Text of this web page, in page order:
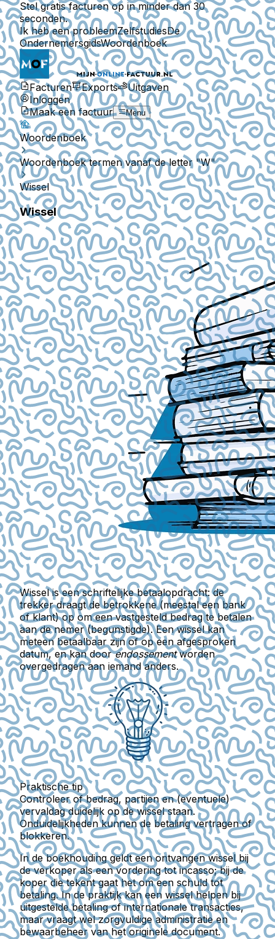
Stel gratis facturen op in minder dan 30
seconden.
Ik heb een probleemZelfstudiesDe
OndernemersgidsWoordenboek
Facturen Exports
Uitgaven
Inloggen
Maak een factuur
Menu
Woordenboek
Woordenboek termen vanaf de letter "W"
Wissel
Wissel
Wisselis een schriftelijke betaalopdracht: de
trekker draagt de betrokkene (meestal een bank
of klant) op om een vastgesteld bedrag te betalen
aan de nemer (begunstigde). Een wissel kan
meteen betaalbaar zijn of op een afgesproken
datum, en kan doorendossementworden
overgedragen aan iemand anders.
Praktische tip
Controleer of bedrag, partijen en (eventuele)
vervaldag duidelijk op de wissel staan.
Onduidelijkheden kunnen de betaling vertragen of
blokkeren.
In de boekhouding geldt een ontvangen wissel bij
de verkoper als een vordering tot incasso; bij de
koper die tekent gaat het om een schuld tot
betaling. In de praktijk kan een wissel helpen bij
uitgestelde betaling of internationale transacties,
maar vraagt wel zorgvuldige administratie en
bewaarbeheer van het originele document.